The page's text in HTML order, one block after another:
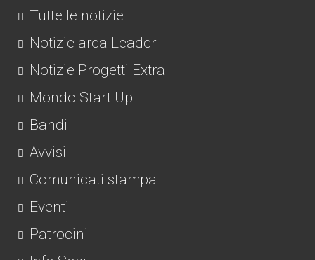
Tutte le notizie
Notizie area Leader
Notizie Progetti Extra
Mondo Start Up
Bandi
Avvisi
Comunicati stampa
Eventi
Patrocini